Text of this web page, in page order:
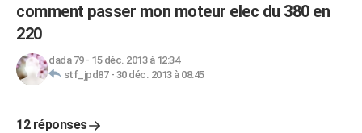
comment passer mon moteur elec du 380 en
220
dada 79- 15 déc. 2013 à 12:34
stf_jpd87- 30 déc. 2013 à 08:45
12 réponses